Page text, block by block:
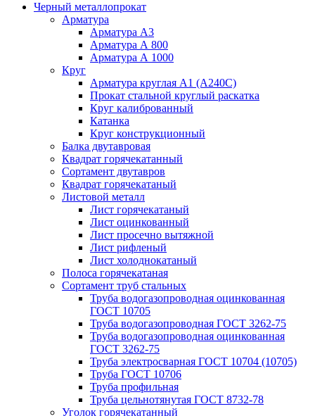
Черный металлопрокат
Арматура
Арматура А3
Арматура А 800
Арматура А 1000
Круг
Арматура круглая А1 (А240C)
Прокат стальной круглый раскатка
Круг калиброванный
Катанка
Круг конструкционный
Балка двутавровая
Квадрат горячекатанный
Сортамент двутавров
Квадрат горячекатаный
Листовой металл
Лист горячекатаный
Лист оцинкованный
Лист просечно вытяжной
Лист рифленый
Лист холоднокатаный
Полоса горячекатаная
Сортамент труб стальных
Труба водогазопроводная оцинкованная
ГОСТ 10705
Труба водогазопроводная ГОСТ 3262-75
Труба водогазопроводная оцинкованная
ГОСТ 3262-75
Труба электросварная ГОСТ 10704 (10705)
Труба ГОСТ 10706
Труба профильная
Труба цельнотянутая ГОСТ 8732-78
Уголок горячекатанный